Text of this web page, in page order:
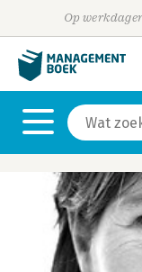
Op